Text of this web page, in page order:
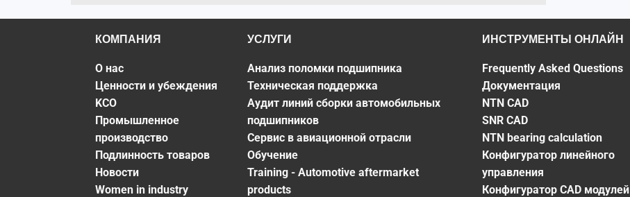
КОМПАНИЯ
О нас
Ценности и убеждения
KCO
Промышленное
производство
Подлинность товаров
Новости
Women in industry
УСЛУГИ
Анализ поломки подшипника
Техническая поддержка
Аудит линий сборки автомобильных
подшипников
Сервис в авиационной отрасли
Обучение
Training - Automotive aftermarket
products
ИНСТРУМЕНТЫ ОНЛАЙН
Frequently Asked Questions
Документация
NTN CAD
SNR CAD
NTN bearing calculation
Конфигуратор линейного
управления
Конфигуратор CAD модулей